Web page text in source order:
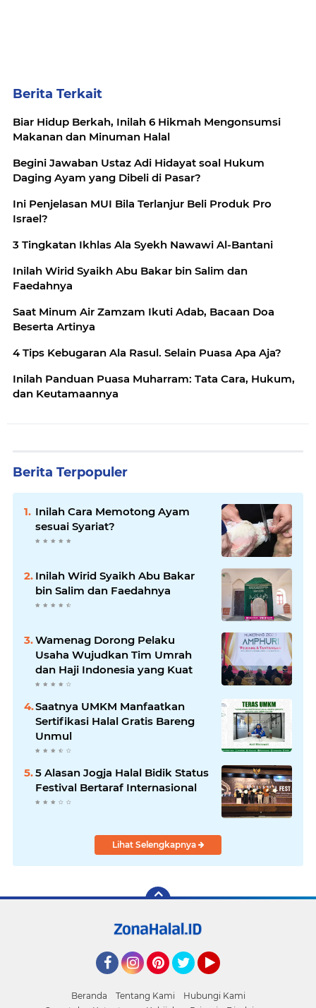
Berita Terkait
Biar Hidup Berkah, Inilah 6 Hikmah Mengonsumsi
Makanan dan Minuman Halal
Begini Jawaban Ustaz Adi Hidayat soal Hukum
Daging Ayam yang Dibeli di Pasar?
Ini Penjelasan MUI Bila Terlanjur Beli Produk Pro
Israel?
3 Tingkatan Ikhlas Ala Syekh Nawawi Al-Bantani
Inilah Wirid Syaikh Abu Bakar bin Salim dan
Faedahnya
Saat Minum Air Zamzam Ikuti Adab, Bacaan Doa
Beserta Artinya
4 Tips Kebugaran Ala Rasul. Selain Puasa Apa Aja?
Inilah Panduan Puasa Muharram: Tata Cara, Hukum,
dan Keutamaannya
Berita Terpopuler
Inilah Cara Memotong Ayam
sesuai Syariat?
Inilah Wirid Syaikh Abu Bakar
bin Salim dan Faedahnya
Wamenag Dorong Pelaku
Usaha Wujudkan Tim Umrah
dan Haji Indonesia yang Kuat
Saatnya UMKM Manfaatkan
Sertifikasi Halal Gratis Bareng
Unmul
5 Alasan Jogja Halal Bidik Status
Festival Bertaraf Internasional
Lihat Selengkapnya
Beranda Tentang Kami
Hubungi Kami